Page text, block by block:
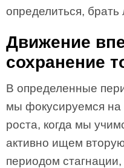
определиться, брать
Движение
сохранение
В определенные
мы фокусируемся на
роста, когда мы
активно ищем
периодом